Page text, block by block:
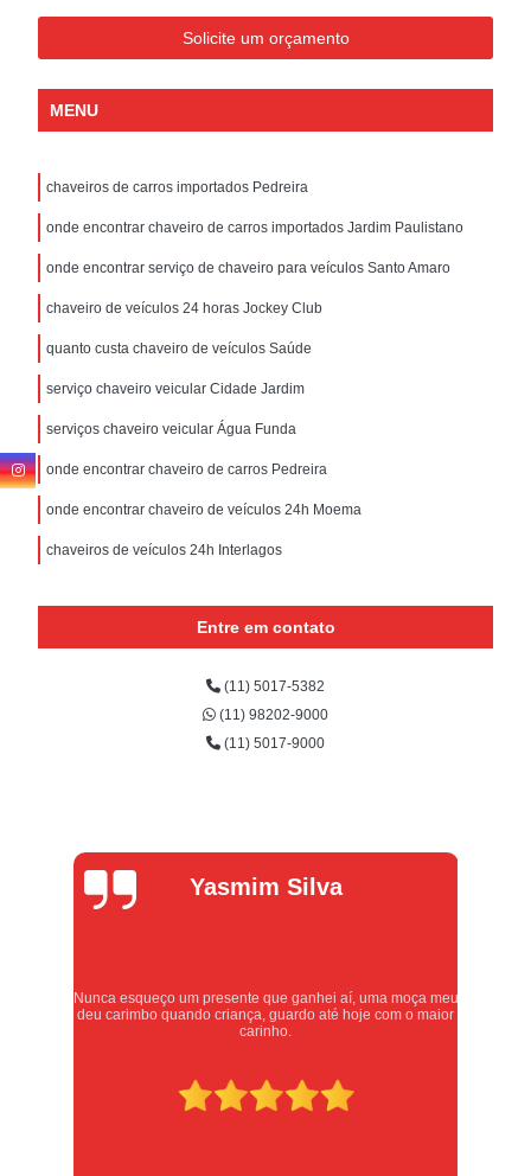
Solicite um orçamento
MENU
chaveiros de carros importados Pedreira
onde encontrar chaveiro de carros importados Jardim Paulistano
onde encontrar serviço de chaveiro para veículos Santo Amaro
chaveiro de veículos 24 horas Jockey Club
quanto custa chaveiro de veículos Saúde
serviço chaveiro veicular Cidade Jardim
serviços chaveiro veicular Água Funda
onde encontrar chaveiro de carros Pedreira
onde encontrar chaveiro de veículos 24h Moema
chaveiros de veículos 24h Interlagos
Entre em contato
(11) 5017-5382
(11) 98202-9000
(11) 5017-9000
Alexandre
Oliveira
Atendimento excelente, serviços executados com carinho e
respeito. Recomendo sem dúvidas, merece 10 estrelas